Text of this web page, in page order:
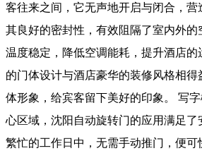
客往来之间，它无声地开启与闭合，营
其良好的密封性，有效阻隔了室内外的
温度稳定，降低空调能耗，提升酒店的
的门体设计与酒店豪华的装修风格相
体形象，给宾客留下美好的印象。 写
心区域，沈阳自动旋转门的应用满足了
繁忙的工作日中，无需手动推门，便可